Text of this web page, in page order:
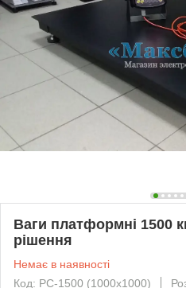
Ваги платформні 1500
рішення
Немає в наявності
Код: РС-1500 (1000x1000)